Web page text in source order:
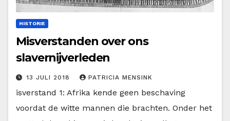
HISTORIE
Misverstanden over ons
slavernijverleden
13 JULI 2018 PATRICIA MENSINK
isverstand 1: Afrika kende geen beschaving
voordat de witte mannen die brachten. Onder het